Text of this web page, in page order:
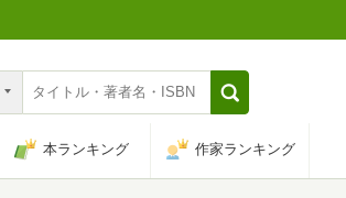
本ランキング 作家ランキング